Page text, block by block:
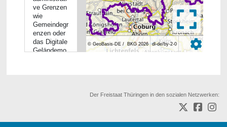
ve Grenzen
wie
Gemeindegr
enzen oder
das Digitale
Geländemo
© GeoBasis-DE / BKG 2026 dl-de/by-2-0
Der Freistaat Thüringen in den sozialen Netzwerken: